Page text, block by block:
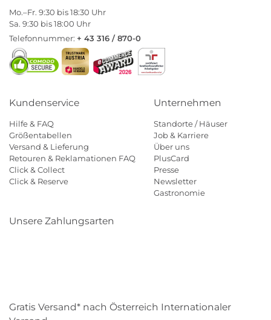
Mo.–Fr. 9:30 bis 18:30 Uhr
Sa. 9:30 bis 18:00 Uhr
Telefonnummer: + 43 316 / 870-0
Kundenservice
Hilfe & FAQ
Größentabellen
Versand & Lieferung
Retouren & Reklamationen FAQ
Click & Collect
Click & Reserve
Unternehmen
Standorte / Häuser
Job & Karriere
Über uns
PlusCard
Presse
Newsletter
Gastronomie
Unsere Zahlungsarten
Gratis Versand* nach Österreich Internationaler